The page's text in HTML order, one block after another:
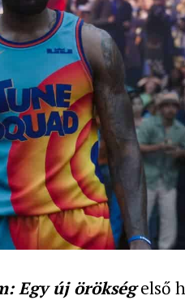
Egy új örökségelső